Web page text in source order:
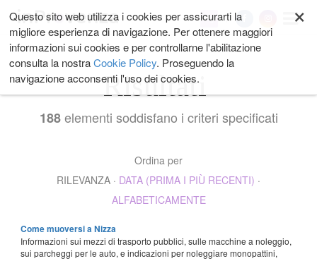
ai
contenuti.
|
Salta
alla
navigazione
My ×
Questo sito web utilizza i cookies per assicurarti la
migliore esperienza di navigazione. Per ottenere maggiori
informazioni sui cookies e per controllarne l'abilitazione
consulta la nostraCookie Policy. Proseguendo la
navigazione acconsenti l'uso dei cookies.
Risultati
188elementi soddisfano i criteri specificati
Ordina per
RILEVANZA · DATA (PRIMA I PIÙ RECENTI) ·
ALFABETICAMENTE
Come muoversi a Nizza
Informazioni sui mezzi di trasporto pubblici, sulle macchine a noleggio,
sui parcheggi per le auto, e indicazioni per noleggiare monopattini,